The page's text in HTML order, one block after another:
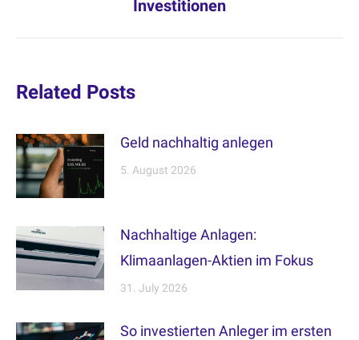
Investitionen
Related Posts
Geld nachhaltig anlegen
5. August 2026
Nachhaltige Anlagen:
Klimaanlagen-Aktien im Fokus
31. July 2026
So investierten Anleger im ersten